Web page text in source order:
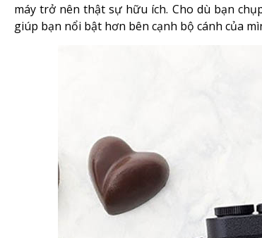
máy trở nên thật sự hữu ích. Cho dù bạn
giúp bạn nổi bật hơn bên cạnh bộ cánh của